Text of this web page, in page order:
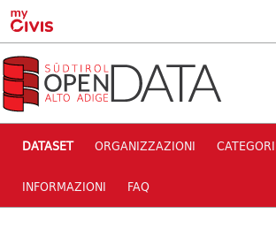
Skip to main content
DATASET ORGANIZZAZIONI
INFORMAZIONI FAQ